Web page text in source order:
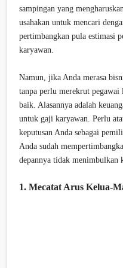
sampingan yang
usahakan untuk mencari
pertimbangkan pula estimasi
karyawan.
Namun, jika Anda merasa
tanpa perlu merekrut
baik. Alasannya adalah
untuk gaji karyawan. Perlu
keputusan Anda sebagai
Anda sudah
depannya tidak menimbulkan
1. Mecatat Arus Kelua-